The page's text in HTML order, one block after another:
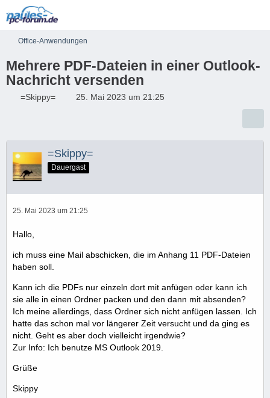
Office-Anwendungen
Mehrere PDF-Dateien in einer Outlook-
Nachricht versenden
=Skippy= 25. Mai 2023 um 21:25
=Skippy=
Dauergast
25. Mai 2023 um 21:25
Hallo,
ich muss eine Mail abschicken, die im Anhang 11 PDF-Dateien
haben soll.
Kann ich die PDFs nur einzeln dort mit anfügen oder kann ich
sie alle in einen Ordner packen und den dann mit absenden?
Ich meine allerdings, dass Ordner sich nicht anfügen lassen. Ich
hatte das schon mal vor längerer Zeit versucht und da ging es
nicht. Geht es aber doch vielleicht irgendwie?
Zur Info: Ich benutze MS Outlook 2019.
Grüße
Skippy